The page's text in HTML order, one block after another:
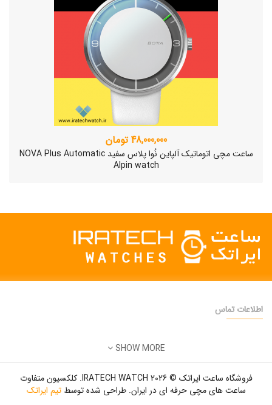
48,000,000 تومان
ساعت مچی اتوماتیک آلپاین نُوا پلاس سفید NOVA Plus Automatic
Alpin watch
ساعت مچی سوئیسی SLOW "AM/PM" – 01..
12,500,000 تومان
اطلاعات تماس
ایمیل:
زمان کاری:8 صبح تا 5 عصر
SHOW MORE
فروشگاه ساعت ایراتک © 2026 IRATECH WATCH. کلکسیون متفاوت
ساعت های مچی حرفه ای در ایران. طراحی شده توسطتیم ایراتک